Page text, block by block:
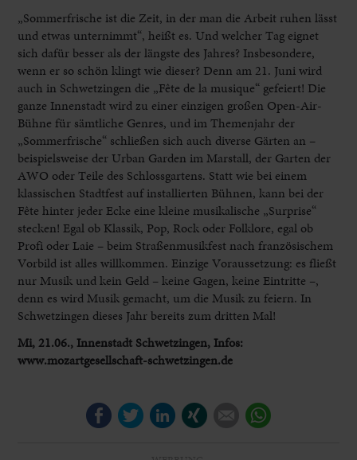
„Sommerfrische ist die Zeit, in der man die Arbeit ruhen lässt
und etwas unternimmt“, heißt es. Und welcher Tag eignet
sich dafür besser als der längste des Jahres? Insbesondere,
wenn er so schön klingt wie dieser? Denn am 21. Juni wird
auch in Schwetzingen die „Fête de la musique“ gefeiert! Die
ganze Innenstadt wird zu einer einzigen großen Open-Air-
Bühne für sämtliche Genres, und im Themenjahr der
„Sommerfrische“ schließen sich auch diverse Gärten an –
beispielsweise der Urban Garden im Marstall, der Garten der
AWO oder Teile des Schlossgartens. Statt wie bei einem
klassischen Stadtfest auf installierten Bühnen, kann bei der
Fête hinter jeder Ecke eine kleine musikalische „Surprise“
stecken! Egal ob Klassik, Pop, Rock oder Folklore, egal ob
Profi oder Laie – beim Straßenmusikfest nach französischem
Vorbild ist alles willkommen. Einzige Voraussetzung: es fließt
nur Musik und kein Geld – keine Gagen, keine Eintritte –,
denn es wird Musik gemacht, um die Musik zu feiern. In
Schwetzingen dieses Jahr bereits zum dritten Mal!
Mi, 21.06., Innenstadt Schwetzingen, Infos:
www.mozartgesellschaft-schwetzingen.de
FacebookTwitterLinkedIn E-mail